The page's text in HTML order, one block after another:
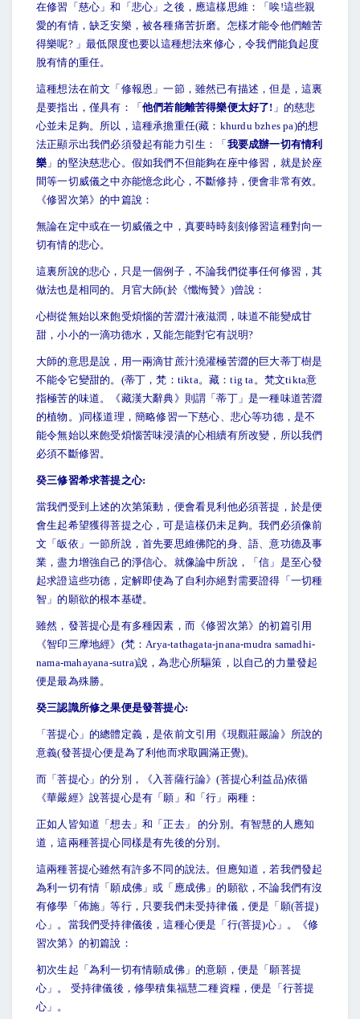
在修習「慈心」和「悲心」之後，應這樣思維：「唉!這些親
愛的有情，缺乏安樂，被各種痛苦折磨。怎樣才能令他們離苦
得樂呢? 」最低限度也要以這種想法來修心，令我們能負起度
脫有情的重任。
這種想法在前文「修報恩」一節，雖然已有描述，但是，這裏
是要指出，僅具有：「 他們若能離苦得樂便太好了! 」的慈悲
心並未足夠。所以，這種承擔重任(藏：khurdu bzhes pa)的想
法正顯示出我們必須發起有能力引生：「 我要成辦一切有情利
樂 」的堅決慈悲心。假如我們不但能夠在座中修習，就是於座
間等一切威儀之中亦能憶念此心，不斷修持，便會非常有效。
《修習次第》的中篇說：
無論在定中或在一切威儀之中，真要時時刻刻修習這種對向一
切有情的悲心。
這裏所說的悲心，只是一個例子，不論我們從事任何修習，其
做法也是相同的。月官大師(於《懺悔贊》)曾說：
心樹從無始以來飽受煩惱的苦澀汁液滋潤，味道不能變成甘
甜，小小的一滴功德水，又能怎能對它有説明?
大師的意思是說，用一兩滴甘蔗汁澆灌極苦澀的巨大蒂丁樹是
不能令它變甜的。(蒂丁，梵：tikta。藏：tig ta。梵文tikta意
指極苦的味道。《藏漢大辭典》則謂「蒂丁」是一種味道苦澀
的植物。)同樣道理，簡略修習一下慈心、悲心等功德，是不
能令無始以來飽受煩惱苦味浸漬的心相續有所改變，所以我們
必須不斷修習。
癸三修習希求菩提之心:
當我們受到上述的次第策動，便會看見利他必須菩提，於是便
會生起希望獲得菩提之心，可是這樣仍未足夠。我們必須像前
文「皈依」一節所說，首先要思維佛陀的身、語、意功德及事
業，盡力增強自己的淨信心。就像論中所說，「信」是至心發
起求證這些功德，定解即使為了自利亦絕對需要證得「一切種
智」的願欲的根本基礎。
雖然，發菩提心是有多種因素，而《修習次第》的初篇引用
《智印三摩地經》(梵：Arya-tathagata-jnana-mudra samadhi-
nama-mahayana-sutra)說，為悲心所驅策，以自己的力量發起
便是最為殊勝。
癸三認識所修之果便是發菩提心:
「菩提心」的總體定義，是依前文引用《現觀莊嚴論》所說的
意義(發菩提心便是為了利他而求取圓滿正覺)。
而「菩提心」的分別，《入菩薩行論》(菩提心利益品)依循
《華嚴經》說菩提心是有「願」和「行」兩種：
正如人皆知道「想去」和「正去」 的分別。有智慧的人應知
道，這兩種菩提心同樣是有先後的分別。
這兩種菩提心雖然有許多不同的說法。但應知道，若我們發起
為利一切有情「願成佛」或「應成佛」的願欲，不論我們有沒
有修學「佈施」等行，只要我們未受持律儀，便是「願(菩提)
心」。當我們受持律儀後，這種心便是「行(菩提)心」。《修
習次第》的初篇說：
初次生起「為利一切有情願成佛」的意願，便是「願菩提
心」。 受持律儀後，修學積集福慧二種資糧，便是「行菩提
心」。